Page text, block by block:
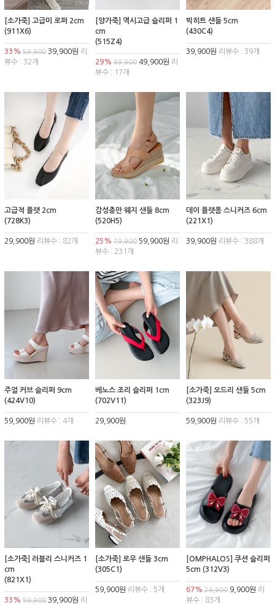
[소가죽] 고급미 로퍼 2cm
(911X6)
33% 59,900 39,900원 리
뷰수 : 32개
[양가죽] 역시고급 슬리퍼 1
cm
(515Z4)
29% 69,90049,900원 리
뷰수 : 17개
빅히트 샌들 5cm
(430C4)
39,900원 리뷰수 : 39개
고급적 플랫 2cm
(728K3)
29,900원 리뷰수 : 82개
감성충만 웨지 샌들 8cm
(520H5)
25% 79,90059,900원 리
뷰수 : 231개
데이 플랫폼 스니커즈 6cm
(221X1)
39,900원 리뷰수 : 388개
주얼 커브 슬리퍼 9cm
(424V10)
59,900원 리뷰수 : 4개
베노스 조리 슬리퍼 1cm
(702V11)
29,900원
[소가죽] 오드리 샌들 5cm
(323J9)
59,900원 리뷰수 : 55개
[소가죽] 러블리 스니커즈 1
cm
(821X1)
33% 59,900 39,900원 리
[소가죽] 로우 샌들 3cm
(305C1)
59,900원 리뷰수 : 5개
[OMPHALOS] 쿠션 슬리퍼
5cm (312V3)
67% 29,9009,900원 리
뷰수 : 83개